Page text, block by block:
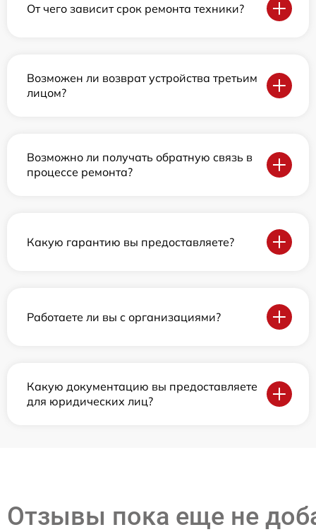
От чего зависит срок ремонта техники?
Возможен ли возврат устройства третьим
лицом?
Возможно ли получать обратную связь в
процессе ремонта?
Какую гарантию вы предоставляете?
Работаете ли вы с организациями?
Какую документацию вы предоставляете
для юридических лиц?
Отзывы пока еще не